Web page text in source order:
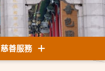
慈善服務